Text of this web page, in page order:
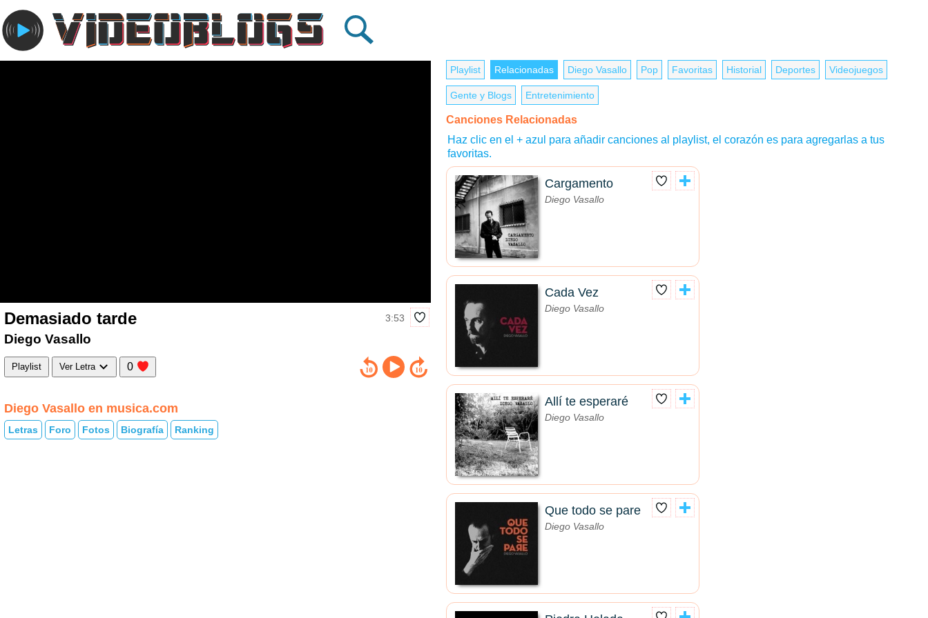
Demasiado tarde 3:53
Diego Vasallo
Playlist Ver Letra 0
Diego Vasallo en musica.com
Letras Foro Fotos Biografía Ranking
Playlist Relacionadas Diego Vasallo Pop Favoritas Historial Deportes Videojuegos
Gente y Blogs Entretenimiento
Canciones Relacionadas
Haz clic en el + azul para añadir canciones al playlist, el corazón es para agregarlas a tus
favoritas.
Cargamento
Diego Vasallo
Cada Vez
Diego Vasallo
Allí te esperaré
Diego Vasallo
Que todo se pare
Diego Vasallo